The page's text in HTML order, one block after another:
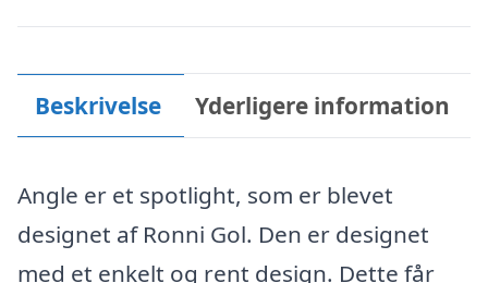
Beskrivelse Yderligere information
Angle er et spotlight, som er blevet
designet af Ronni Gol. Den er designet
med et enkelt og rent design. Dette får